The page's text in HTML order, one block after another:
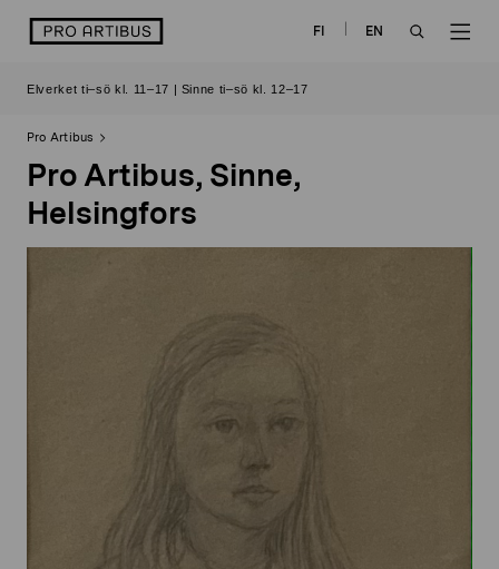
logo FI
EN
Elverket ti–sö kl. 11–17 | Sinne ti–sö kl. 12–17
Pro Artibus
Pro Artibus, Sinne,
Helsingfors